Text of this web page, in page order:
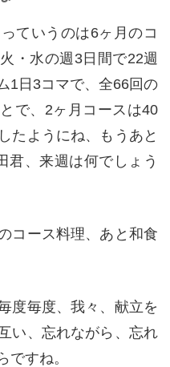
ていうのは6ヶ月のコ
・水の週3日間で22週
1日3コマで、全66回の
で、2ヶ月コースは40
たようにね、もうあと
君、来週は何でしょう
コース料理、あと和食
度毎度、我々、献立を
い、忘れながら、忘れ
ですね。